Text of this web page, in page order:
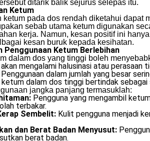
ditarik balik sejurus selepas itu.
Ketum
ketum pada dos rendah diketahui
sebab utama ketum digunakan
kerja. Namun, kesan positif ini
kesan buruk kepada kesihatan.
Penggunaan Ketum Berlebihan
dalam dos yang tinggi boleh
mengalami halusinasi atau perasaan
dalam jumlah yang besar
dalam dos tinggi bertindak
jangka panjang termasuklah:
Pengguna yang mengambil
terbakar.
Sembelit:Kulit pengguna menjadi
dan Berat Badan Menyusut:
berat badan.